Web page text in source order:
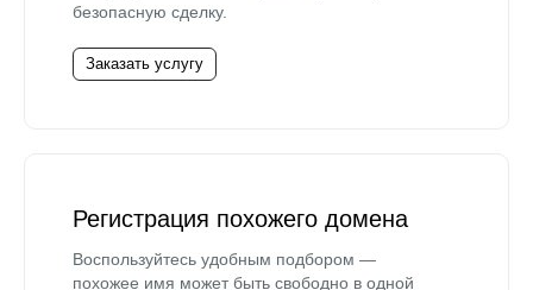
безопасную сделку.
Заказать услугу
Регистрация похожего домена
Воспользуйтесь удобным подбором —
похожее имя может быть свободно в одной